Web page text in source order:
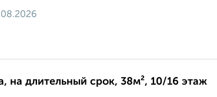
на длительный срок, 38м², 10/16 этаж